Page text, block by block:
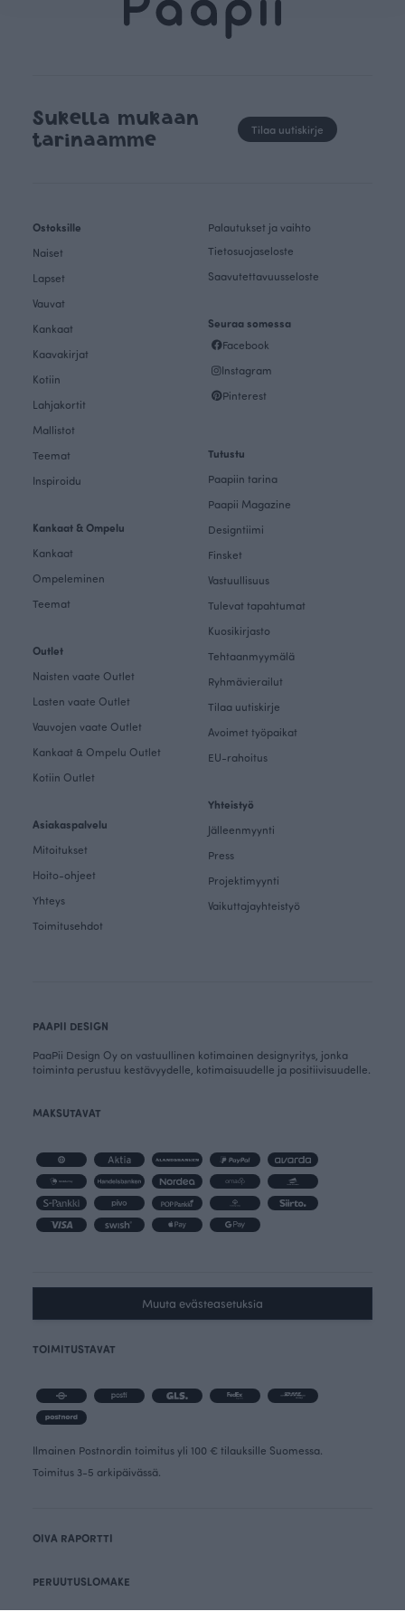
Sukella mukaan
tarinaamme
Tilaa uutiskirje
Ostoksille
Naiset
Lapset
Vauvat
Kankaat
Kaavakirjat
Kotiin
Lahjakortit
Mallistot
Teemat
Inspiroidu
Kankaat & Ompelu
Kankaat
Ompeleminen
Teemat
Outlet
Naisten vaate Outlet
Lasten vaate Outlet
Vauvojen vaate Outlet
Kankaat & Ompelu Outlet
Kotiin Outlet
Asiakaspalvelu
Mitoitukset
Hoito-ohjeet
Yhteys
Toimitusehdot
Palautukset ja vaihto
Tietosuojaseloste
Saavutettavuusseloste
Seuraa somessa
Facebook
Instagram
Pinterest
Tutustu
Paapiin tarina
Paapii Magazine
Designtiimi
Finsket
Vastuullisuus
Tulevat tapahtumat
Kuosikirjasto
Tehtaanmyymälä
Ryhmävierailut
Tilaa uutiskirje
Avoimet työpaikat
EU-rahoitus
Yhteistyö
Jälleenmyynti
Press
Projektimyynti
Vaikuttajayhteistyö
PAAPII DESIGN
PaaPii Design Oy on vastuullinen kotimainen designyritys, jonka
toiminta perustuu kestävyydelle, kotimaisuudelle ja positiivisuudelle.
MAKSUTAVAT
Muuta evästeasetuksia
TOIMITUSTAVAT
Ilmainen Postnordin toimitus yli 100 € tilauksille Suomessa.
Toimitus 3-5 arkipäivässä.
OIVA RAPORTTI
PERUUTUSLOMAKE